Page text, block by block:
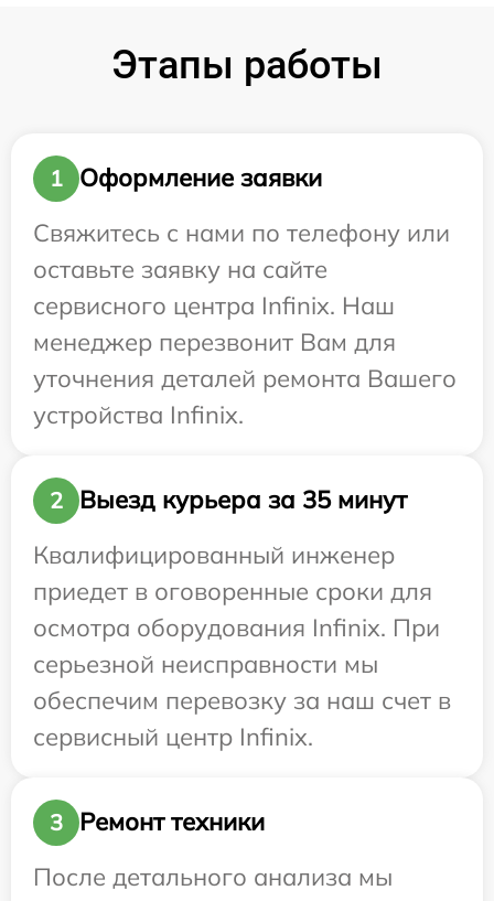
Этапы работы
1
Оформление заявки
Свяжитесь с нами по телефону или
оставьте заявку на сайте
сервисного центра Infinix. Наш
менеджер перезвонит Вам для
уточнения деталей ремонта Вашего
устройства Infinix.
2
Выезд курьера за 35 минут
Квалифицированный инженер
приедет в оговоренные сроки для
осмотра оборудования Infinix. При
серьезной неисправности мы
обеспечим перевозку за наш счет в
сервисный центр Infinix.
3
Ремонт техники
После детального анализа мы